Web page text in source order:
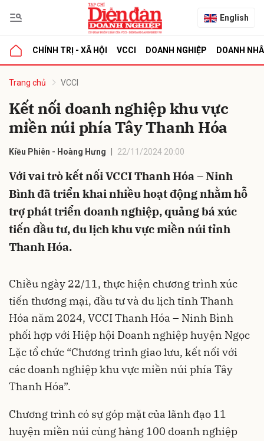
English
CHÍNH TRỊ - XÃ HỘI VCCI DOANH NGHIỆP DOANH
Trang chủ VCCI
Kết nối doanh nghiệp khu vực
miền núi phía Tây Thanh Hóa
Kiều Phiên - Hoàng Hưng 22/11/2024 20:00
Với vai trò kết nối VCCI Thanh Hóa – Ninh
Bình đã triển khai nhiều hoạt động nhằm hỗ
trợ phát triển doanh nghiệp, quảng bá xúc
tiến đầu tư, du lịch khu vực miền núi tỉnh
Thanh Hóa.
Chiều ngày 22/11, thực hiện chương trình xúc
tiến thương mại, đầu tư và du lịch tỉnh Thanh
Hóa năm 2024, VCCI Thanh Hóa – Ninh Bình
phối hợp với Hiệp hội Doanh nghiệp huyện Ngọc
Lặc tổ chức “Chương trình giao lưu, kết nối với
các doanh nghiệp khu vực miền núi phía Tây
Thanh Hóa”.
Chương trình có sự góp mặt của lãnh đạo 11
huyện miền núi cùng hàng 100 doanh nghiệp
luận
Hủy